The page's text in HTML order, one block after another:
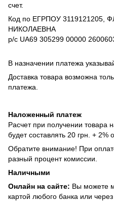
счет.
Код по ЕГРПОУ
НИКОЛАЕВНА
р/с UA69 305299 00000
В назначении платежа
Доставка товара возможна
платежа.
Наложенный платеж
Расчет при получении товара
будет составлять 20 грн. +
Обратите внимание! При
разный процент комиссии.
Наличными
Онлайн на сайте: Вы можете
картой любого банка или